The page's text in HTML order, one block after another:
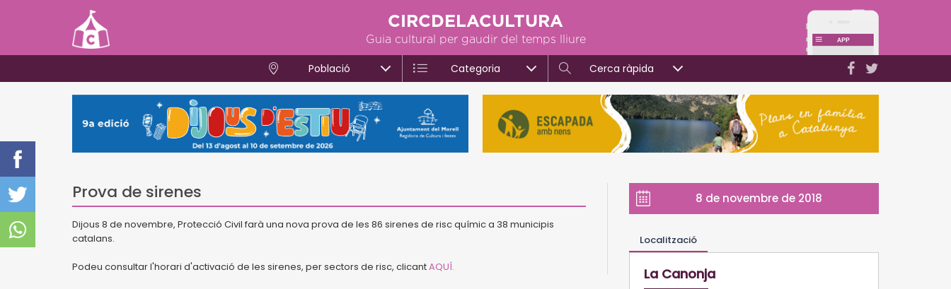
CIRCDELACULTURA
Guia cultural per gaudir del temps lliure
Població Categoria Cerca ràpida
Prova de sirenes
Dijous 8 de novembre, Protecció Civil farà una nova prova de les 86 sirenes de risc químic a 38 municipis
catalans.
Podeu consultar l'horari d'activació de les sirenes, per sectors de risc, clicantAQUÍ.
8 de novembre de 2018
Localització
La Canonja